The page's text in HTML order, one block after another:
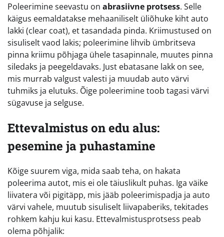
Poleerimine seevastu on abrasiivne protsess. Selle
käigus eemaldatakse mehaaniliselt üliõhuke kiht auto
lakki (clear coat), et tasandada pinda. Kriimustused on
sisuliselt vaod lakis; poleerimine lihvib ümbritseva
pinna kriimu põhjaga ühele tasapinnale, muutes pinna
siledaks ja peegeldavaks. Just ebatasane lakk on see,
mis murrab valgust valesti ja muudab auto värvi
tuhmiks ja elutuks. Õige poleerimine toob tagasi värvi
sügavuse ja selguse.
Ettevalmistus on edu alus:
pesemine ja puhastamine
Kõige suurem viga, mida saab teha, on hakata
poleerima autot, mis ei ole täiuslikult puhas. Iga väike
liivatera või pigitäpp, mis jääb poleerimispadja ja auto
värvi vahele, muutub sisuliselt liivapaberiks, tekitades
rohkem kahju kui kasu. Ettevalmistusprotsess peab
olema põhjalik: